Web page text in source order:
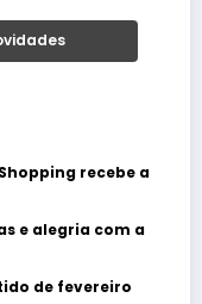
recebe a
e alegria com a
de fevereiro